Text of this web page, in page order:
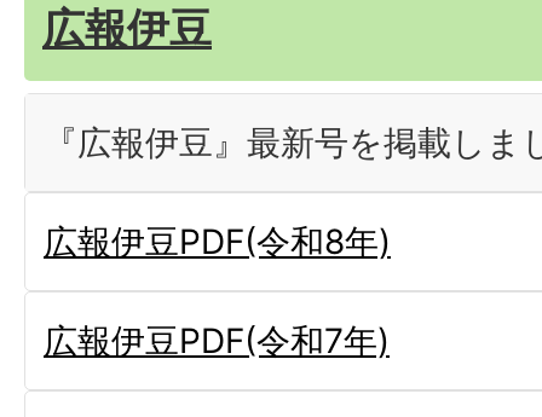
広報伊豆
『広報伊豆』最新号を掲載しま
広報伊豆PDF(令和8年)
広報伊豆PDF(令和7年)